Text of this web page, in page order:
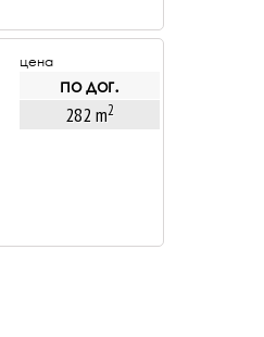
цена
по дог.
282 m2